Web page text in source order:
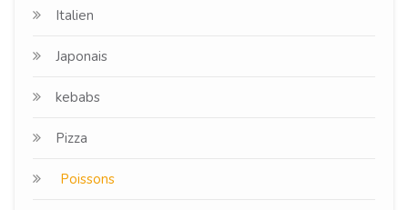
Italien
Japonais
kebabs
Pizza
Poissons